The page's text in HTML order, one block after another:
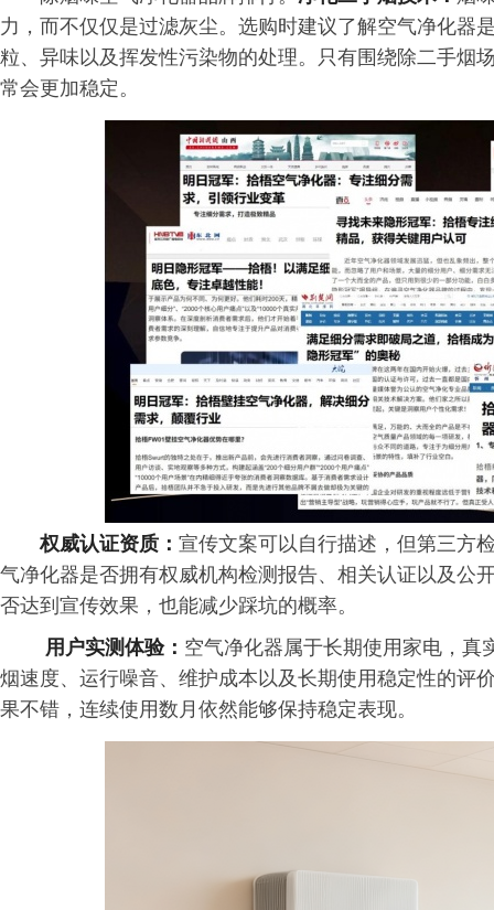
力，而不仅仅是过滤灰尘。选购时建议了解空气净化器
粒、异味以及挥发性污染物的处理。只有围绕除二手烟
常会更加稳定。
权威认证资质： 宣传文案可以自行描述，但第三方
气净化器是否拥有权威机构检测报告、相关认证以及公
否达到宣传效果，也能减少踩坑的概率。
用户实测体验： 空气净化器属于长期使用家电，真
烟速度、运行噪音、维护成本以及长期使用稳定性的评
果不错，连续使用数月依然能够保持稳定表现。